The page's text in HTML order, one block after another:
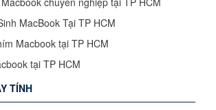
MacBook Tại TP HCM
Macbook tại TP HCM
tại TP HCM
TÍNH